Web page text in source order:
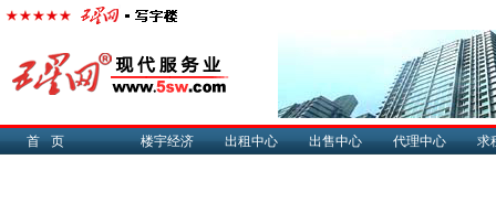
首页 楼宇经济 出租中心 出售中心 代理中心 求